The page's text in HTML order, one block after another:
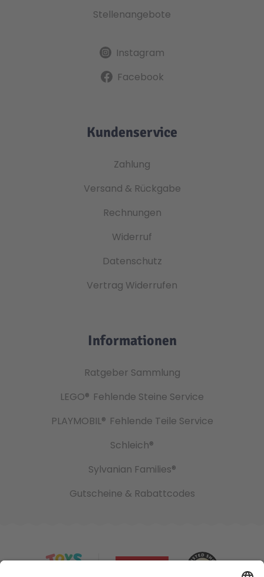
Stellenangebote
Instagram
Facebook
Kundenservice
Zahlung
Versand & Rückgabe
Rechnungen
Widerruf
Datenschutz
Vertrag Widerrufen
Informationen
Ratgeber Sammlung
LEGO® Fehlende Steine Service
PLAYMOBIL® Fehlende Teile Service
Schleich®
Sylvanian Families®
Gutscheine & Rabattcodes